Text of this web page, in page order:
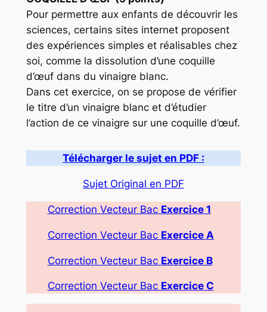
Pour permettre aux enfants de découvrir les
sciences, certains sites internet proposent
des expériences simples et réalisables chez
soi, comme la dissolution d’une coquille
d’œuf dans du vinaigre blanc.
Dans cet exercice, on se propose de vérifier
le titre d’un vinaigre blanc et d’étudier
l’action de ce vinaigre sur une coquille d’œuf.
Télécharger le sujet en PDF :
Sujet Original en PDF
Correction Vecteur Bac Exercice1
Correction Vecteur Bac Exercice A
Correction Vecteur Bac Exercice B
Correction Vecteur Bac Exercice C